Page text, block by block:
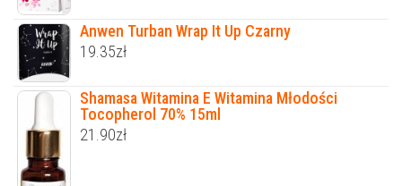
Anwen Turban Wrap It Up Czarny
19.35zł
Shamasa Witamina E Witamina Młodości
Tocopherol 70% 15ml
21.90zł